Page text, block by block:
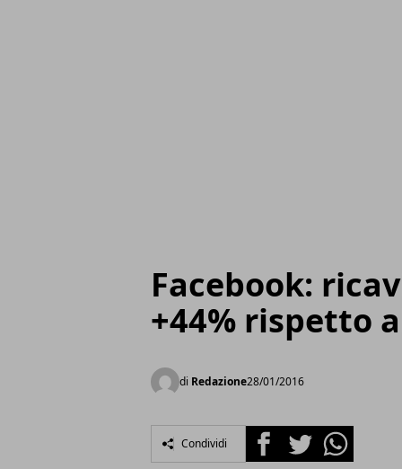
Facebook:
+44% rispetto
di Redazione28/01/2016
Condividi FacebookTwitterWhatsapp